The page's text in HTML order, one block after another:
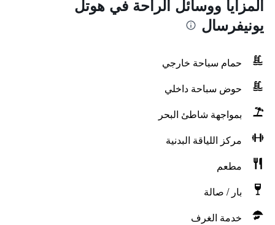
المزايا ووسائل الراحة في هوتل
يونيفرسال
حمام سباحة خارجي
حوض سباحة داخلي
بمواجهة شاطئ البحر
مركز اللياقة البدنية
مطعم
بار / صالة
خدمة الغرف